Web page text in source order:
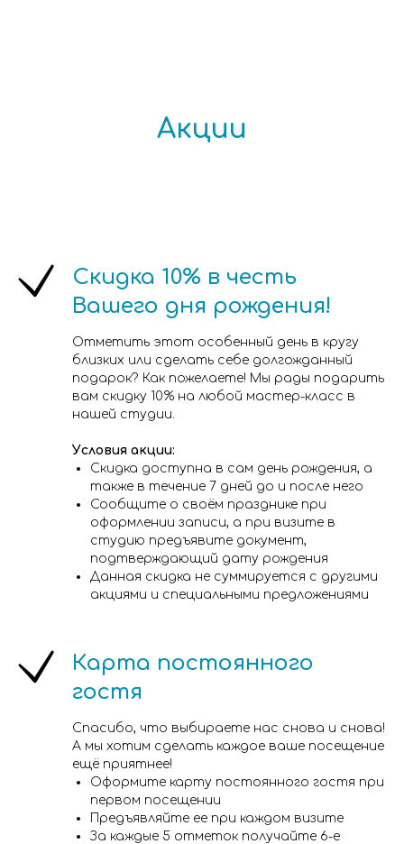
Акции
Скидка 10% в честь
Вашего дня рождения!
Отметить этот особенный день в кругу
близких или сделать себе долгожданный
подарок? Как пожелаете! Мы рады подарить
вам скидку 10% на любой мастер-класс в
нашей студии.
Условия акции:
Скидка доступна в сам день рождения, а
также в течение 7 дней до и после него
Сообщите о своём празднике при
оформлении записи, а при визите в
студию предъявите документ,
подтверждающий дату рождения
Данная скидка не суммируется с другими
акциями и специальными предложениями
Карта постоянного
гостя
Спасибо, что выбираете нас снова и снова!
А мы хотим сделать каждое ваше посещение
ещё приятнее!
Оформите карту постоянного гостя при
первом посещении
Предъявляйте ее при каждом визите
За каждые 5 отметок получайте 6-е